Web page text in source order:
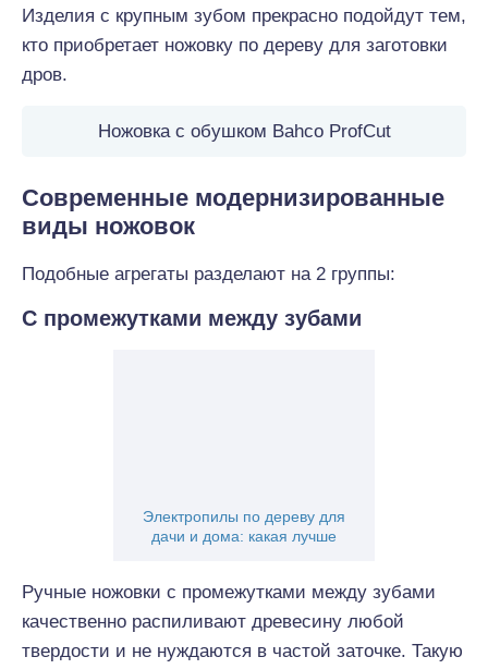
Изделия с крупным зубом прекрасно подойдут тем,
кто приобретает ножовку по дереву для заготовки
дров.
Ножовка с обушком Bahco ProfCut
Современные модернизированные
виды ножовок
Подобные агрегаты разделают на 2 группы:
С промежутками между зубами
Электропилы по дереву для
дачи и дома: какая лучше
Ручные ножовки с промежутками между зубами
качественно распиливают древесину любой
твердости и не нуждаются в частой заточке. Такую